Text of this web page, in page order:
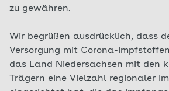
zu gewähren.
Wir begrüßen ausdrücklich, dass
Versorgung mit Corona-
das Land Niedersachsen mit den
Trägern eine Vielzahl regionaler